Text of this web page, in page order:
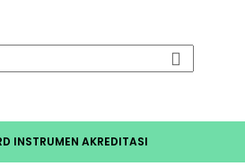
INSTRUMEN AKREDITASI